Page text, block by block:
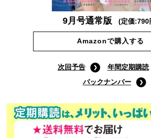
9月号通常版 (定価:790
Amazonで購入する
次回予告
年間定期購読
バックナンバー